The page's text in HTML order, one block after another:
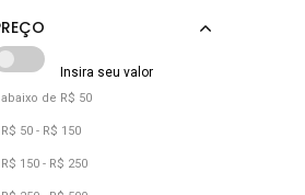
abaixo de R$ 50
R$ 50 - R$ 150
R$ 150 - R$ 250